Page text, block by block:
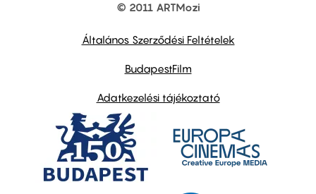
© 2011 ARTMozi
Általános Szerződési Feltételek
BudapestFilm
Adatkezelési tájékoztató